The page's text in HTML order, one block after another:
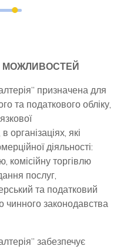
МОЖЛИВОСТЕЙ
призначена для
та податкового обліку,
організаціях, які
діяльності:
комісійну торгівлю
послуг,
та податковий
чинного законодавства
забезпечує